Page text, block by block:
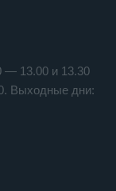
— 13.00 и 13.30
Выходные дни: